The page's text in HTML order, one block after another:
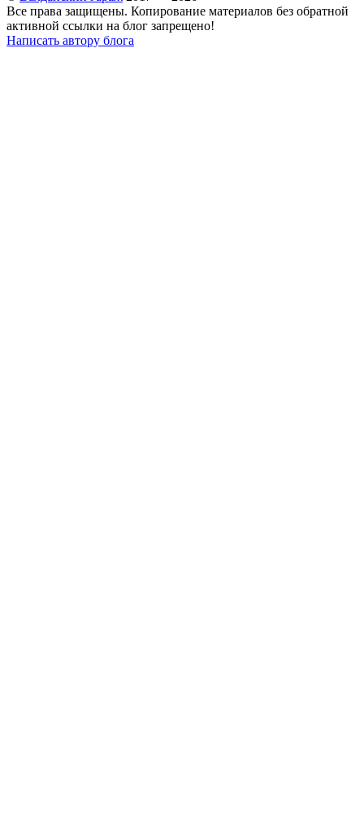
Все права защищены. Копирование материалов без обратной
активной ссылки на блог запрещено!
Написать автору блога